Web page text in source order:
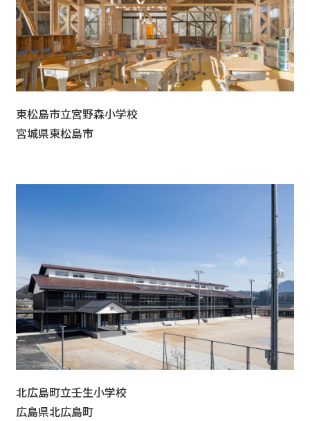
東松島市立宮野森小学校
宮城県東松島市
北広島町立壬生小学校
広島県北広島町